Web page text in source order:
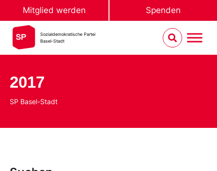
Mitglied werden Spenden
Sozialdemokratische Partei
Basel-Stadt
2017
SP Basel-Stadt